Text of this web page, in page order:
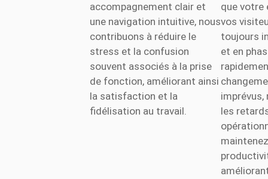
accompagnement clair et
une navigation intuitive, nous
contribuons à réduire le
stress et la confusion
souvent associés à la prise
de fonction, améliorant ainsi
la satisfaction et la
fidélisation au travail.
que votre
vos
toujours
et en
imprévus,
les